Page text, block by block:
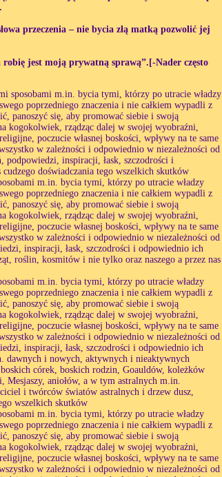
przeczenia – nie bycia złą matką pozwolić jej
jest moją prywatną sprawą”.[-Nader często
sposobami m.in. bycia tymi, którzy po utracie władzy
poprzedniego znaczenia i nie całkiem wypadli z
panoszyć się, aby promować siebie i swoją
kogokolwiek, rządząc dalej w swojej wyobraźni,
poczucie własnej boskości, wpływy na te same
w zależności i odpowiednio w niezależności od
inspiracji, łask, szczodrości i
doświadczania tego wszelkich skutków
m.in. bycia tymi, którzy po utracie władzy
poprzedniego znaczenia i nie całkiem wypadli z
panoszyć się, aby promować siebie i swoją
kogokolwiek, rządząc dalej w swojej wyobraźni,
poczucie własnej boskości, wpływy na te same
w zależności i odpowiednio w niezależności od
inspiracji, łask, szczodrości i odpowiednio ich
roślin, kosmitów i nie tylko oraz naszego a przez nas
m.in. bycia tymi, którzy po utracie władzy
poprzedniego znaczenia i nie całkiem wypadli z
panoszyć się, aby promować siebie i swoją
kogokolwiek, rządząc dalej w swojej wyobraźni,
poczucie własnej boskości, wpływy na te same
w zależności i odpowiednio w niezależności od
inspiracji, łask, szczodrości i odpowiednio ich
dawnych i nowych, aktywnych i nieaktywnych
córek, boskich rodzin, Goauldów, koleżków
Mesjaszy, aniołów, a w tym astralnych m.in.
i twórców światów astralnych i drzew dusz,
wszelkich skutków
m.in. bycia tymi, którzy po utracie władzy
poprzedniego znaczenia i nie całkiem wypadli z
panoszyć się, aby promować siebie i swoją
kogokolwiek, rządząc dalej w swojej wyobraźni,
poczucie własnej boskości, wpływy na te same
w zależności i odpowiednio w niezależności od